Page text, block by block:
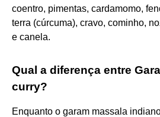
coentro, pimentas, cardamomo,
terra (cúrcuma), cravo, cominho,
e canela.
Qual a diferença entre
curry?
Enquanto o garam massala